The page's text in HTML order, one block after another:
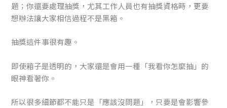
題；你還要處理抽獎，尤其工作人員也有抽獎資格時，更要
想辦法讓大家相信過程不是黑箱。
抽獎這件事很有趣。
即使箱子是透明的，大家還是會用一種「我看你怎麼抽」的
眼神看著你。
所以很多細節都不能只是「應該沒問題」，只要是會影響參